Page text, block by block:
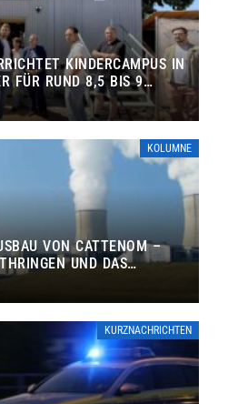
KINDERCAMPUS IN
FÜR RUND 8,5 BIS 9
KOLUMNE
VON CATTENOM –
UND DAS
KURZNACHRICHTEN